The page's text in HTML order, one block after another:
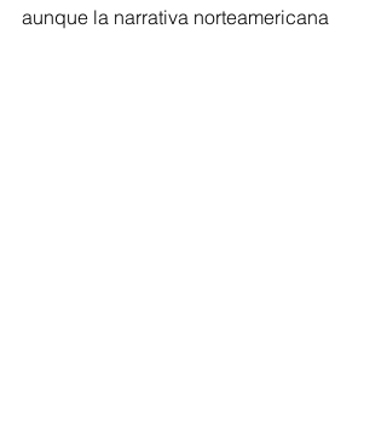
aunque la narrativa norteamericana